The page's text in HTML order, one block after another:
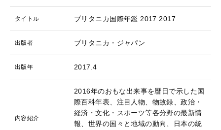
タイトル ブリタニカ国際年鑑 2017 2017
出版者 ブリタニカ・ジャパン
出版年 2017.4
内容紹介
2016年のおもな出来事を暦日で示した国
際百科年表、注目人物、物故録、政治・
経済・文化・スポーツ等各分野の最新情
報、世界の国々と地域の動向、日本の統